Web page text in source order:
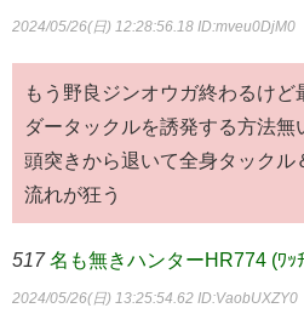
2024/05/26(日) 12:28:56.18 ID:mveu0DjM0
もう野良ジンオウガ終わるけ
ダータックルを誘発する方法無
頭突きから退いて全身タックル
流れが狂う
517 名も無きハンターHR774 (ﾜｯ
2024/05/26(日) 13:25:54.62 ID:VaobUXZY0